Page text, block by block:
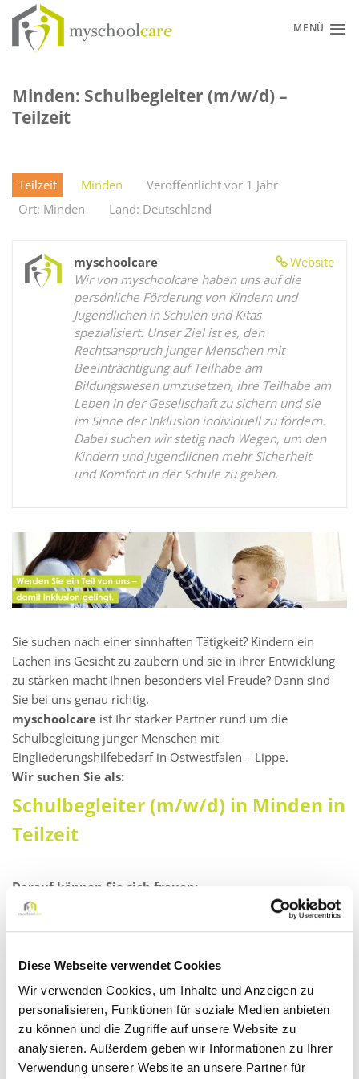
Diese Webseite verwendet Cookies
Wir verwenden Cookies, um Inhalte und Anzeigen zu
personalisieren, Funktionen für soziale Medien anbieten
zu können und die Zugriffe auf unsere Website zu
analysieren. Außerdem geben wir Informationen zu Ihrer
Verwendung unserer Website an unsere Partner für
Zum
Inhalt
springen
MENÜ
Minden: Schulbegleiter (m/w/d) –
Teilzeit
Teilzeit Minden
Veröffentlicht vor 1 Jahr
Ort: Minden
Land: Deutschland
Website
myschoolcare
Wir von myschoolcare haben uns auf die
persönliche Förderung von Kindern und
Jugendlichen in Schulen und Kitas
spezialisiert. Unser Ziel ist es, den
Rechtsanspruch junger Menschen mit
Beeinträchtigung auf Teilhabe am
Bildungswesen umzusetzen, ihre Teilhabe am
Leben in der Gesellschaft zu sichern und sie
im Sinne der Inklusion individuell zu fördern.
Dabei suchen wir stetig nach Wegen, um den
Kindern und Jugendlichen mehr Sicherheit
und Komfort in der Schule zu geben.
Sie suchen nach einer sinnhaften Tätigkeit? Kindern ein
Lachen ins Gesicht zu zaubern und sie in ihrer Entwicklung
zu stärken macht Ihnen besonders viel Freude? Dann sind
Sie bei uns genau richtig.
myschoolcare ist Ihr starker Partner rund um die
Schulbegleitung junger Menschen mit
Eingliederungshilfebedarf in Ostwestfalen – Lippe.
Wir suchen Sie als:
Schulbegleiter (m/w/d) in Minden in
Teilzeit
Darauf können Sie sich freuen:
Ein faires Vergütungsmodell: Zahlung eines Festgehalts
mit gleichbleibendem monatlichen Verdienst – auch in
Learning mit Zertifikat)
Supervisionen
Kompetente Unterstützung durch unsere pädagogischen
Fachkräfte